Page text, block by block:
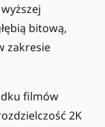
bitową,
zakresie
filmów
2K